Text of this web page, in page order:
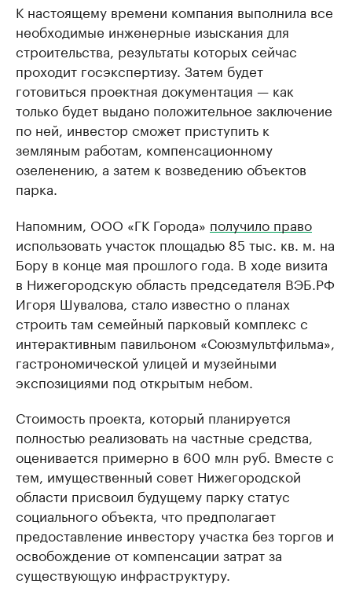
К настоящему времени компания выполнила все
необходимые инженерные изыскания для
строительства, результаты которых сейчас
проходит госэкспертизу. Затем будет
готовиться проектная документация — как
только будет выдано положительное заключение
по ней, инвестор сможет приступить к
земляным работам, компенсационному
озеленению, а затем к возведению объектов
парка.
Напомним, ООО «ГК Города» получило право
использовать участок площадью 85 тыс. кв. м. на
Бору в конце мая прошлого года. В ходе визита
в Нижегородскую область председателя ВЭБ.РФ
Игоря Шувалова, стало известно о планах
строить там семейный парковый комплекс с
интерактивным павильоном «Союзмультфильма»,
гастрономической улицей и музейными
экспозициями под открытым небом.
Стоимость проекта, который планируется
полностью реализовать на частные средства,
оценивается примерно в 600 млн руб. Вместе с
тем, имущественный совет Нижегородской
области присвоил будущему парку статус
социального объекта, что предполагает
предоставление инвестору участка без торгов и
освобождение от компенсации затрат за
существующую инфраструктуру.